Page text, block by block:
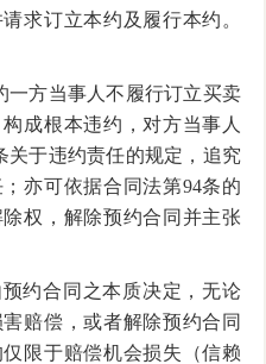
求订立本约及履行本约。
一方当事人不履行订立买卖
成根本违约，对方当事人
关于违约责任的规定，追究
亦可依据合同法第94条的
权，解除预约合同并主张
约合同之本质决定，无论
赔偿，或者解除预约合同
限于赔偿机会损失（信赖